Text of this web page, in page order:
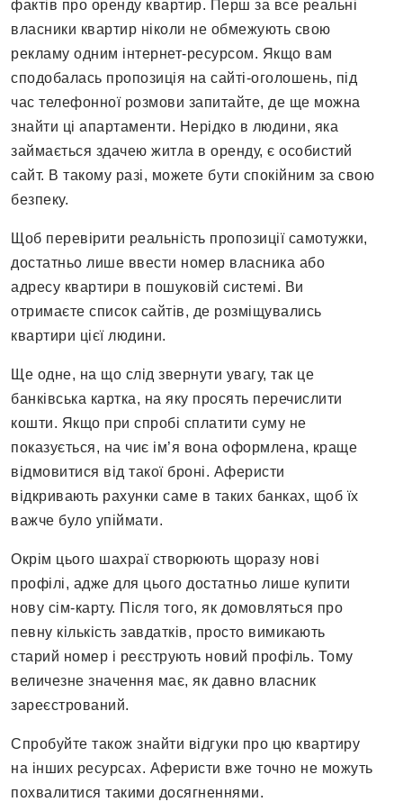
фактів про оренду квартир. Перш за все реальні
власники квартир ніколи не обмежують свою
рекламу одним інтернет-ресурсом. Якщо вам
сподобалась пропозиція на сайті-оголошень, під
час телефонної розмови запитайте, де ще можна
знайти ці апартаменти. Нерідко в людини, яка
займається здачею житла в оренду, є особистий
сайт. В такому разі, можете бути спокійним за свою
безпеку.
Щоб перевірити реальність пропозиції самотужки,
достатньо лише ввести номер власника або
адресу квартири в пошуковій системі. Ви
отримаєте список сайтів, де розміщувались
квартири цієї людини.
Ще одне, на що слід звернути увагу, так це
банківська картка, на яку просять перечислити
кошти. Якщо при спробі сплатити суму не
показується, на чиє ім’я вона оформлена, краще
відмовитися від такої броні. Аферисти
відкривають рахунки саме в таких банках, щоб їх
важче було упіймати.
Окрім цього шахраї створюють щоразу нові
профілі, адже для цього достатньо лише купити
нову сім-карту. Після того, як домовляться про
певну кількість завдатків, просто вимикають
старий номер і реєструють новий профіль. Тому
величезне значення має, як давно власник
зареєстрований.
Спробуйте також знайти відгуки про цю квартиру
на інших ресурсах. Аферисти вже точно не можуть
похвалитися такими досягненнями.